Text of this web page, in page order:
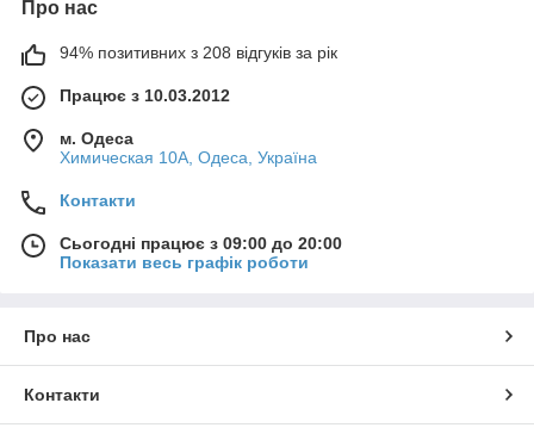
Про нас
94% позитивних з 208 відгуків за рік
Працює з 10.03.2012
м. Одеса
Химическая 10А, Одеса, Україна
Контакти
Сьогодні працює з 09:00 до 20:00
Показати весь графік роботи
Про нас
Контакти